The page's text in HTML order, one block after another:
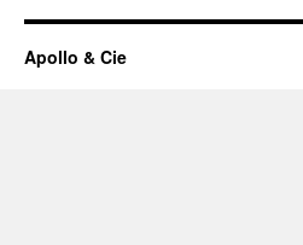
Apollo & Cie